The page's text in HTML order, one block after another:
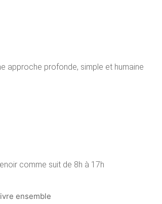
approche profonde, simple et humaine
comme suit de 8h à 17h
ensemble